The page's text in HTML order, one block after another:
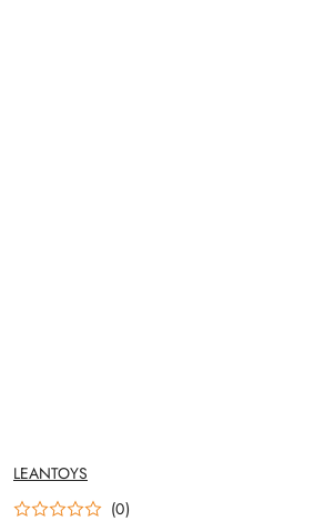
NAZWA
PRODUCENTA:
LEANTOYS
(0)